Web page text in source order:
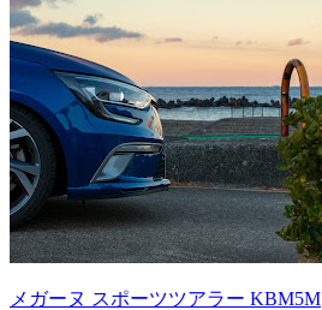
メガーヌ スポーツツアラー KBM5M